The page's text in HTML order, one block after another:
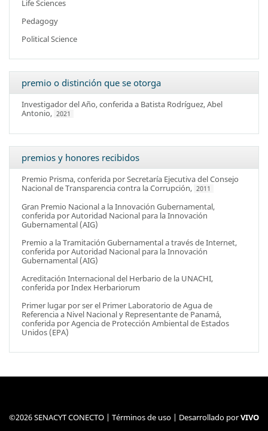
Life Sciences
Pedagogy
Political Science
premio o distinción que se otorga
Investigador del Año, conferida a Batista Rodríguez, Abel
Antonio, 2021
premios y honores recibidos
Premio Prisma, conferida porSecretaría Ejecutiva del Consejo
Nacional de Transparencia contra la Corrupción, 2011
Gran Premio Nacional a la Innovación Gubernamental,
conferida porAutoridad Nacional para la Innovación
Gubernamental (AIG)
Premio a la Tramitación Gubernamental a través de Internet,
conferida porAutoridad Nacional para la Innovación
Gubernamental (AIG)
Acreditación Internacional del Herbario de la UNACHI,
conferida porIndex Herbariorum
Primer lugar por ser el Primer Laboratorio de Agua de
Referencia a Nivel Nacional y Representante de Panamá,
conferida porAgencia de Protección Ambiental de Estados
Unidos (EPA)
©2026 SENACYT CONECTO | Términos de uso | Desarrollado porVIVO